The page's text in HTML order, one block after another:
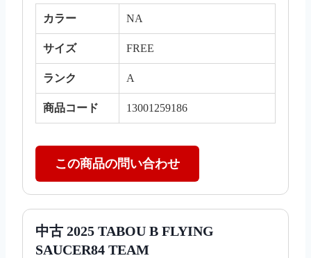
カラー NA
サイズ FREE
ランク A
商品コード 13001259186
この商品の問い合わせ
中古 2025 TABOU B FLYING
SAUCER84 TEAM